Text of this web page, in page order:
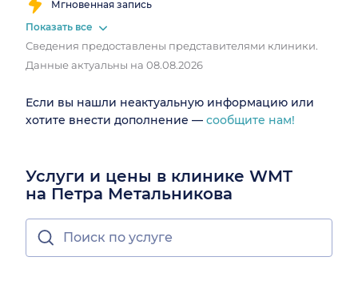
Мгновенная запись
Показать все
Сведения предоставлены представителями клиники.
Данные актуальны на 08.08.2026
Если вы нашли неактуальную информацию или
хотите внести дополнение — сообщите нам!
Услуги и цены в клинике WMT
на Петра Метальникова